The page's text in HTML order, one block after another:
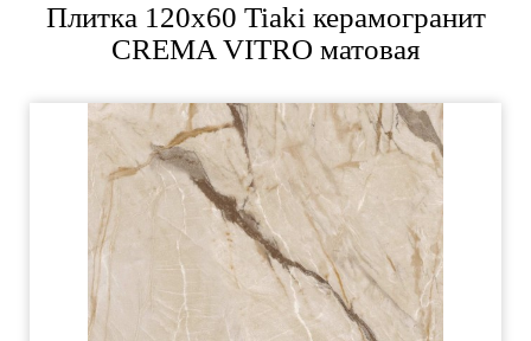
Плитка 120x60 Tiaki керамогранит
CREMA VITRO матовая